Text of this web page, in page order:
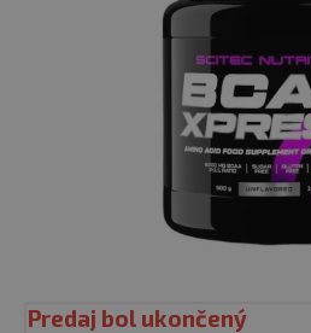
Predaj bol ukončený